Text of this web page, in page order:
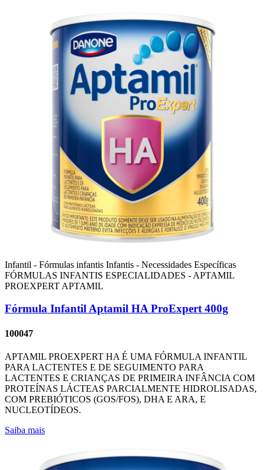
Infantil - Fórmulas infantis Infantis - Necessidades Específicas
FÓRMULAS INFANTIS ESPECIALIDADES - APTAMIL
PROEXPERT APTAMIL
Fórmula Infantil Aptamil HA ProExpert 400g
100047
APTAMIL PROEXPERT HA É UMA FÓRMULA INFANTIL
PARA LACTENTES E DE SEGUIMENTO PARA
LACTENTES E CRIANÇAS DE PRIMEIRA INFÂNCIA COM
PROTEÍNAS LÁCTEAS PARCIALMENTE HIDROLISADAS,
COM PREBIÓTICOS (GOS/FOS), DHA E ARA, E
NUCLEOTÍDEOS.
Saiba mais